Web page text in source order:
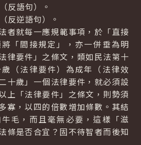
反語句）。
反逆語句）。
者就每一應規範事項，於「直接
「間接規定」，亦一併垂為明
律要件」之條文，類如民法第十
（法律要件）為成年（法律效
十歲」一個法律要件，就必須設
上「法律要件」之條文，則勢須
寡，以四的倍數增加條數。其結
毛，而且毫無必要，這樣「滋
條是否合宜？固不待智者而後知